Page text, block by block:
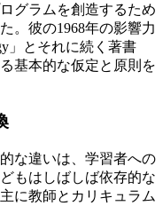
グラムを創造するため
。彼の1968年の影響力
」とそれに続く著書
基本的な仮定と原則を
な違いは、学習者への
もはしばしば依存的な
に教師とカリキュラム